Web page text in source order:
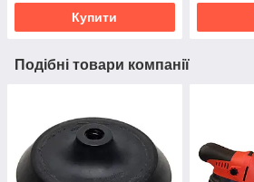
Купити
Подібні товари компанії